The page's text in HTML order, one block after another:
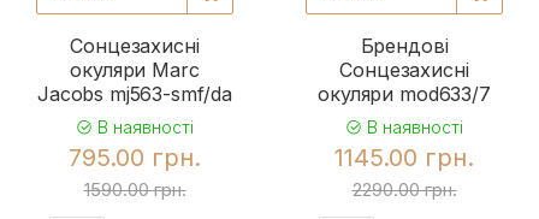
Сонцезахисні
окуляри Marc
Jacobs mj563-smf/da
В наявності
795.00 грн.
1590.00 грн.
Брендові
Сонцезахисні
окуляри mod633/7
В наявності
1145.00 грн.
2290.00 грн.